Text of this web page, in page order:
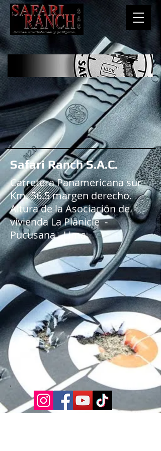
Safari Ranch S.A.C.
Carretera Panamericana sur
Km. 56.5 margen derecho.
Altura de la Asociación de
vivienda La Planicie -
Pucusana - Lima